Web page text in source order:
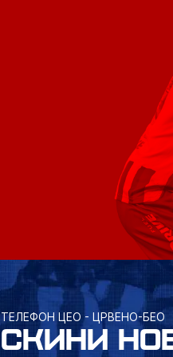
ТЕЛЕФОН ЦЕО - ЦРВЕНО-БЕО
СКИНИ